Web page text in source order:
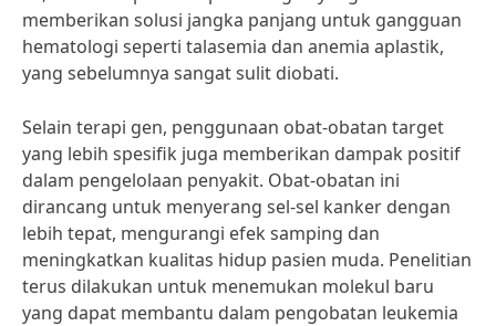
memberikan solusi jangka panjang untuk gangguan
hematologi seperti talasemia dan anemia aplastik,
yang sebelumnya sangat sulit diobati.
Selain terapi gen, penggunaan obat-obatan target
yang lebih spesifik juga memberikan dampak positif
dalam pengelolaan penyakit. Obat-obatan ini
dirancang untuk menyerang sel-sel kanker dengan
lebih tepat, mengurangi efek samping dan
meningkatkan kualitas hidup pasien muda. Penelitian
terus dilakukan untuk menemukan molekul baru
yang dapat membantu dalam pengobatan leukemia